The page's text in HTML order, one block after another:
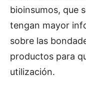
bioinsumos, que
tengan mayor
sobre las
productos para
utilización.